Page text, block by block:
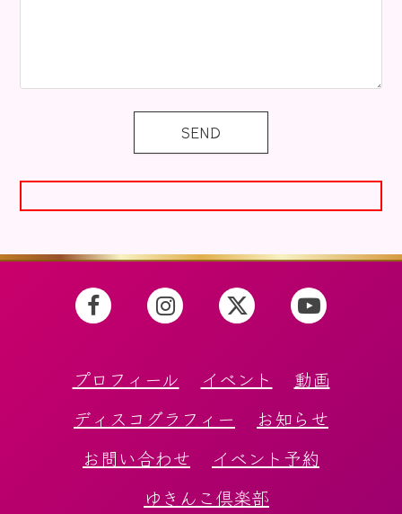
プロフィール イベント
動画
ディスコグラフィー
お知らせ
お問い合わせ
イベント予約
ゆきんこ倶楽部